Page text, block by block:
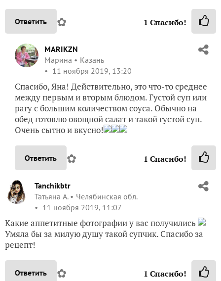
Ответить ✿ 1 Спасибо!
MARIKZN
Марина
Казань
11 ноября 2019, 13:20
Спасибо, Яна! Действительно, это что-то среднее
между первым и вторым блюдом. Густой суп или
рагу с большим количеством соуса. Обычно на
обед готовлю овощной салат и такой густой суп.
Очень сытно и вкусно!
Ответить ✿ 1 Спасибо!
Tanchikbtr
Татьяна А.
Челябинская обл.
11 ноября 2019, 11:07
Какие аппетитные фотографии у вас получились
Умяла бы за милую душу такой супчик. Спасибо за
рецепт!
Ответить ✿ 1 Спасибо!